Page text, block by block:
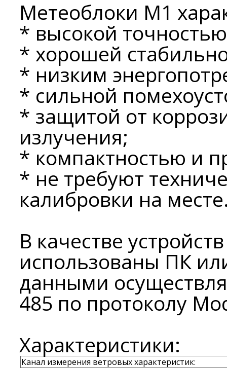
Метеоблоки М1
* высокой
* хорошей
* низким
* сильной
* защитой от
излучения;
* компактностью и
* не требуют
калибровки на
В качестве
использованы ПК
данными
485 по протоколу
Характеристики:
Канал измерения ветровых характеристик: